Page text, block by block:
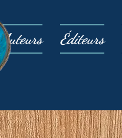
Auteurs Éditeurs